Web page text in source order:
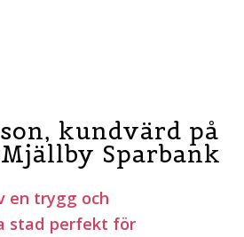
kundvärd på
Sparbank
en trygg och
stad perfekt för